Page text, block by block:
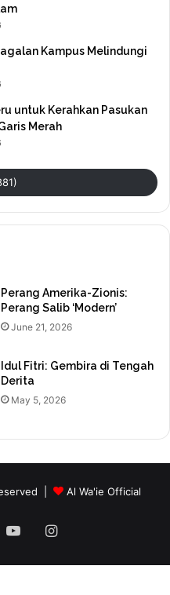
Kampus Melindungi
untuk Kerahkan Pasukan
Merah
Perang Amerika-Zionis:
Perang Salib ‘Modern’
June 21, 2026
Idul Fitri: Gembira di Tengah
Derita
May 5, 2026
| Al Wa'ie Official
YouTubeInstagram